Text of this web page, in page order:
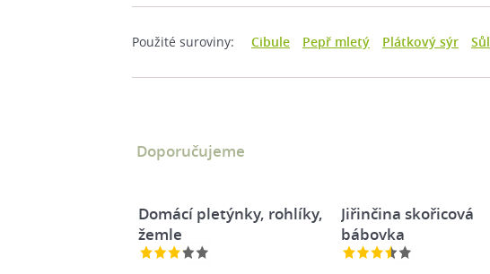
Použité suroviny: Cibule Pepř mletý Plátkový sýr Sůl
Doporučujeme
Domácí pletýnky, rohlíky,
žemle
Jiřinčina skořicová
bábovka